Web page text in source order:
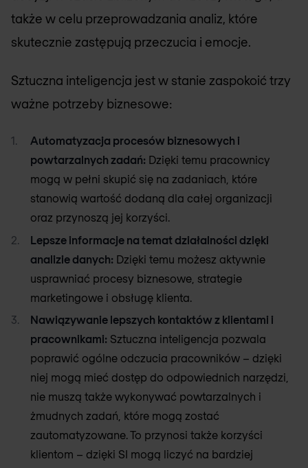
także w celu przeprowadzania analiz, które
skutecznie zastępują przeczucia i emocje.
Sztuczna inteligencja jest w stanie zaspokoić trzy
ważne potrzeby biznesowe:
Automatyzacja procesów biznesowych i
powtarzalnych zadań: Dzięki temu pracownicy
mogą w pełni skupić się na zadaniach, które
stanowią wartość dodaną dla całej organizacji
oraz przynoszą jej korzyści.
Lepsze informacje na temat działalności dzięki
analizie danych: Dzięki temu możesz aktywnie
usprawniać procesy biznesowe, strategie
marketingowe i obsługę klienta.
Nawiązywanie lepszych kontaktów z klientami i
pracownikami: Sztuczna inteligencja pozwala
poprawić ogólne odczucia pracowników – dzięki
niej mogą mieć dostęp do odpowiednich narzędzi,
nie muszą także wykonywać powtarzalnych i
żmudnych zadań, które mogą zostać
zautomatyzowane. To przynosi także korzyści
klientom – dzięki SI mogą liczyć na bardziej